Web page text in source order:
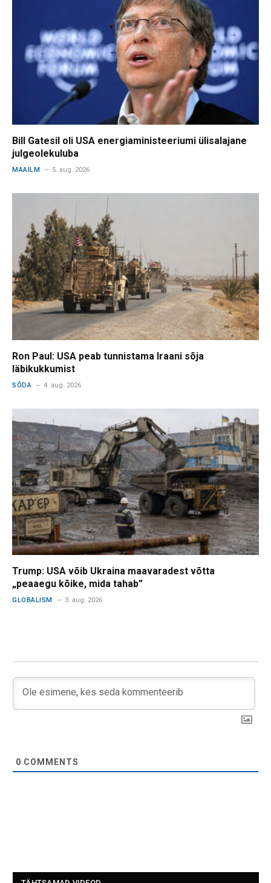
Bill Gatesil oli USA energiaministeeriumi ülisalajane
julgeolekuluba
MAAILM 5. aug. 2026
Ron Paul: USA peab tunnistama Iraani sõja
läbikukkumist
SÕDA 4. aug. 2026
Trump: USA võib Ukraina maavaradest võtta
„peaaegu kõike, mida tahab”
GLOBALISM 3. aug. 2026
0 COMMENTS